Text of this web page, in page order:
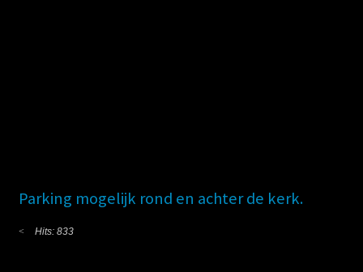
Parking mogelijk rond en achter de kerk.
Hits: 833